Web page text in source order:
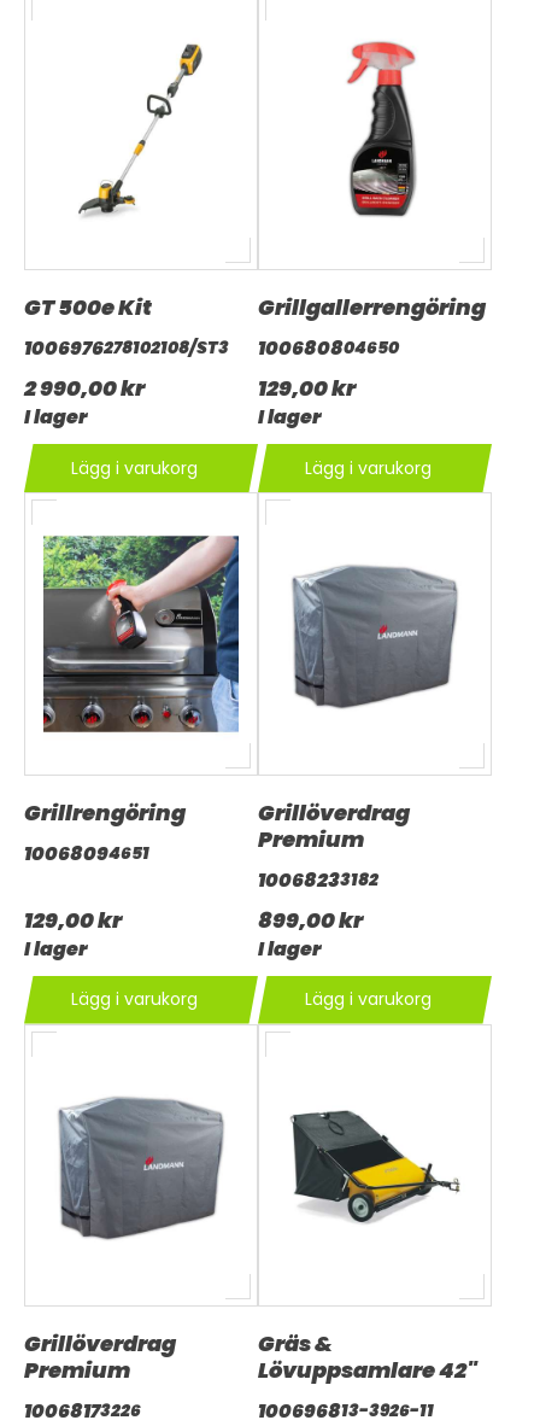
GT 500e Kit
1006976278102108/ST3
2 990,00 kr
I lager
Lägg i varukorg
Grillgallerrengöring
100680804650
129,00 kr
I lager
Lägg i varukorg
Grillrengöring
10068094651
129,00 kr
I lager
Lägg i varukorg
Grillöverdrag
Premium
10068233182
899,00 kr
I lager
Lägg i varukorg
Grillöverdrag
Premium
10068173226
Gräs &
Lövuppsamlare 42"
100696813-3926-11